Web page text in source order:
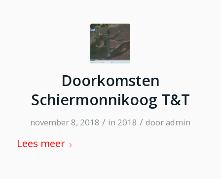
Doorkomsten
Schiermonnikoog T&T
november 8, 2018 / in 2018 / dooradmin
Lees meer